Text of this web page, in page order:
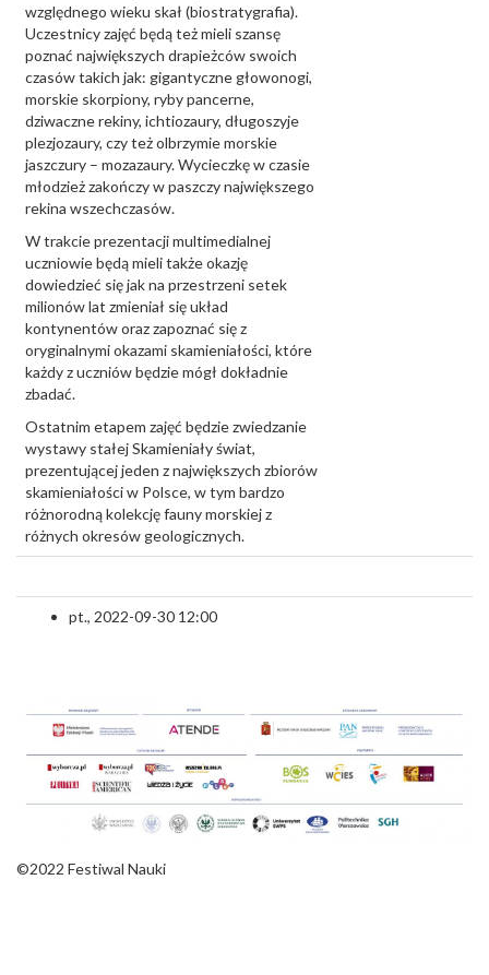
względnego wieku skał (biostratygrafia).
Uczestnicy zajęć będą też mieli szansę
poznać największych drapieżców swoich
czasów takich jak: gigantyczne głowonogi,
morskie skorpiony, ryby pancerne,
dziwaczne rekiny, ichtiozaury, długoszyje
plezjozaury, czy też olbrzymie morskie
jaszczury – mozazaury. Wycieczkę w czasie
młodzież zakończy w paszczy największego
rekina wszechczasów.
W trakcie prezentacji multimedialnej
uczniowie będą mieli także okazję
dowiedzieć się jak na przestrzeni setek
milionów lat zmieniał się układ
kontynentów oraz zapoznać się z
oryginalnymi okazami skamieniałości, które
każdy z uczniów będzie mógł dokładnie
zbadać.
Ostatnim etapem zajęć będzie zwiedzanie
wystawy stałej Skamieniały świat,
prezentującej jeden z największych zbiorów
skamieniałości w Polsce, w tym bardzo
różnorodną kolekcję fauny morskiej z
różnych okresów geologicznych.
pt., 2022-09-30 12:00
©2022 Festiwal Nauki